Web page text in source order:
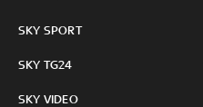
SKY SPORT
SKY TG24
SKY VIDEO